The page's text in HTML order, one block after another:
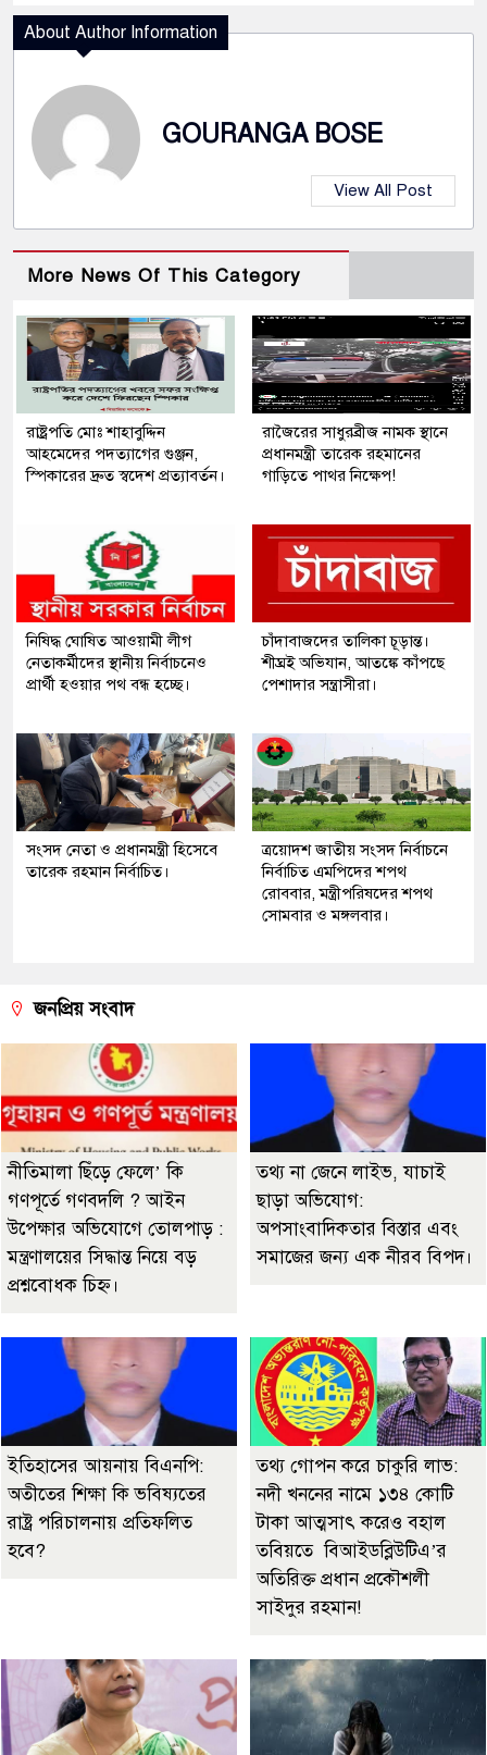
About Author Information
GOURANGA BOSE
View All Post
More News Of This Category
রাষ্ট্রপতি মোঃ শাহাবুদ্দিন
আহমেদের পদত্যাগের গুঞ্জন,
স্পিকারের দ্রুত স্বদেশ প্রত্যাবর্তন।
রাজৈরের সাধুরব্রীজ নামক স্থানে
প্রধানমন্ত্রী তারেক রহমানের
গাড়িতে পাথর নিক্ষেপ!
নিষিদ্ধ ঘোষিত আওয়ামী লীগ
নেতাকর্মীদের স্থানীয় নির্বাচনেও
প্রার্থী হওয়ার পথ বন্ধ হচ্ছে।
চাঁদাবাজদের তালিকা চূড়ান্ত।
শীঘ্রই অভিযান, আতঙ্কে কাঁপছে
পেশাদার সন্ত্রাসীরা।
সংসদ নেতা ও প্রধানমন্ত্রী হিসেবে
তারেক রহমান নির্বাচিত।
ত্রয়োদশ জাতীয় সংসদ নির্বাচনে
নির্বাচিত এমপিদের শপথ
রোববার, মন্ত্রীপরিষদের শপথ
সোমবার ও মঙ্গলবার।
জনপ্রিয় সংবাদ
নীতিমালা ছিঁড়ে ফেলে’ কি
গণপূর্তে গণবদলি ? আইন
উপেক্ষার অভিযোগে তোলপাড় :
মন্ত্রণালয়ের সিদ্ধান্ত নিয়ে বড়
প্রশ্নবোধক চিহ্ন।
তথ্য না জেনে লাইভ, যাচাই
ছাড়া অভিযোগ:
অপসাংবাদিকতার বিস্তার এবং
সমাজের জন্য এক নীরব বিপদ।
ইতিহাসের আয়নায় বিএনপি:
অতীতের শিক্ষা কি ভবিষ্যতের
রাষ্ট্র পরিচালনায় প্রতিফলিত
হবে?
তথ্য গোপন করে চাকুরি লাভ:
নদী খননের নামে ১৩৪ কোটি
টাকা আত্মসাৎ করেও বহাল
তবিয়তে বিআইডব্লিউটিএ’র
অতিরিক্ত প্রধান প্রকৌশলী
সাইদুর রহমান!